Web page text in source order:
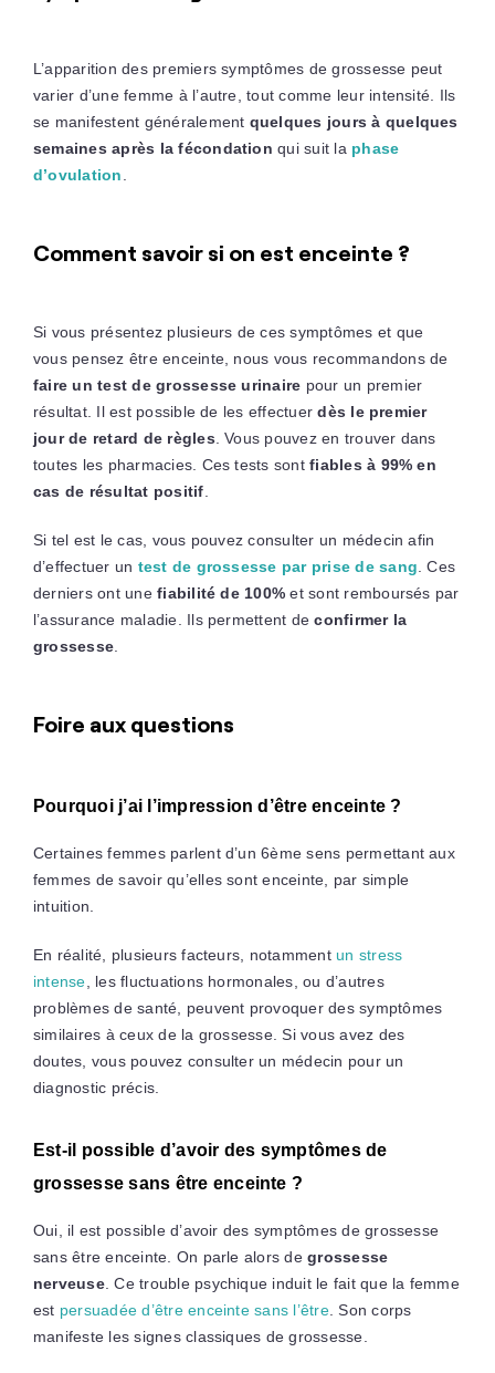
L’apparition des premiers symptômes de grossesse peut
varier d’une femme à l’autre, tout comme leur intensité. Ils
se manifestent généralement quelques jours à quelques
semaines après la fécondation qui suit la phase
d’ovulation
Comment savoir si on est enceinte ?
Si vous présentez plusieurs de ces symptômes et que
vous pensez être enceinte, nous vous recommandons de
faire un test de grossesse urinaire pour un premier
résultat. Il est possible de les effectuerdès le premier
jour de retard de règles . Vous pouvez en trouver dans
toutes les pharmacies. Ces tests sontfiables à 99% en
cas de résultat positif
Si tel est le cas, vous pouvez consulter un médecin afin
d’effectuer un test de grossesse par prise de sang . Ces
derniers ont unefiabilité de 100% et sont remboursés par
l’assurance maladie. Ils permettent deconfirmer la
grossesse
Foire aux questions
Pourquoi j’ai l’impression d’être enceinte ?
Certaines femmes parlent d’un 6ème sens permettant aux
femmes de savoir qu’elles sont enceinte, par simple
intuition.
En réalité, plusieurs facteurs, notamment un stress
intense , les fluctuations hormonales, ou d’autres
problèmes de santé, peuvent provoquer des symptômes
similaires à ceux de la grossesse. Si vous avez des
doutes, vous pouvez consulter un médecin pour un
diagnostic précis.
Est-il possible d’avoir des symptômes de
grossesse sans être enceinte ?
Oui, il est possible d’avoir des symptômes de grossesse
sans être enceinte. On parle alors degrossesse
nerveuse. Ce trouble psychique induit le fait que la femme
est persuadée d’être enceinte sans l’être. Son corps
manifeste les signes classiques de grossesse.